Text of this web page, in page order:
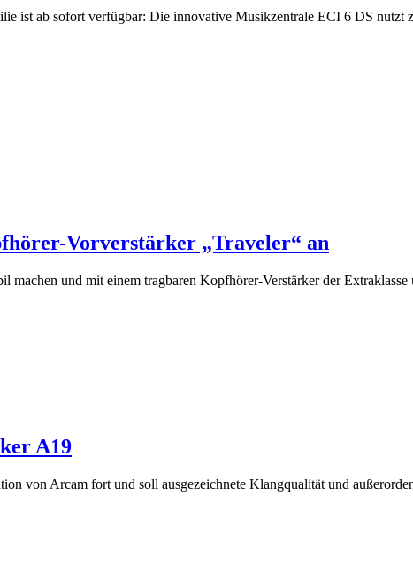
ist ab sofort verfügbar: Die innovative Musikzentrale ECI 6 DS
Vorverstärker „Traveler“ an
und mit einem tragbaren Kopfhörer-Verstärker der Extraklasse
A19
von Arcam fort und soll ausgezeichnete Klangqualität und